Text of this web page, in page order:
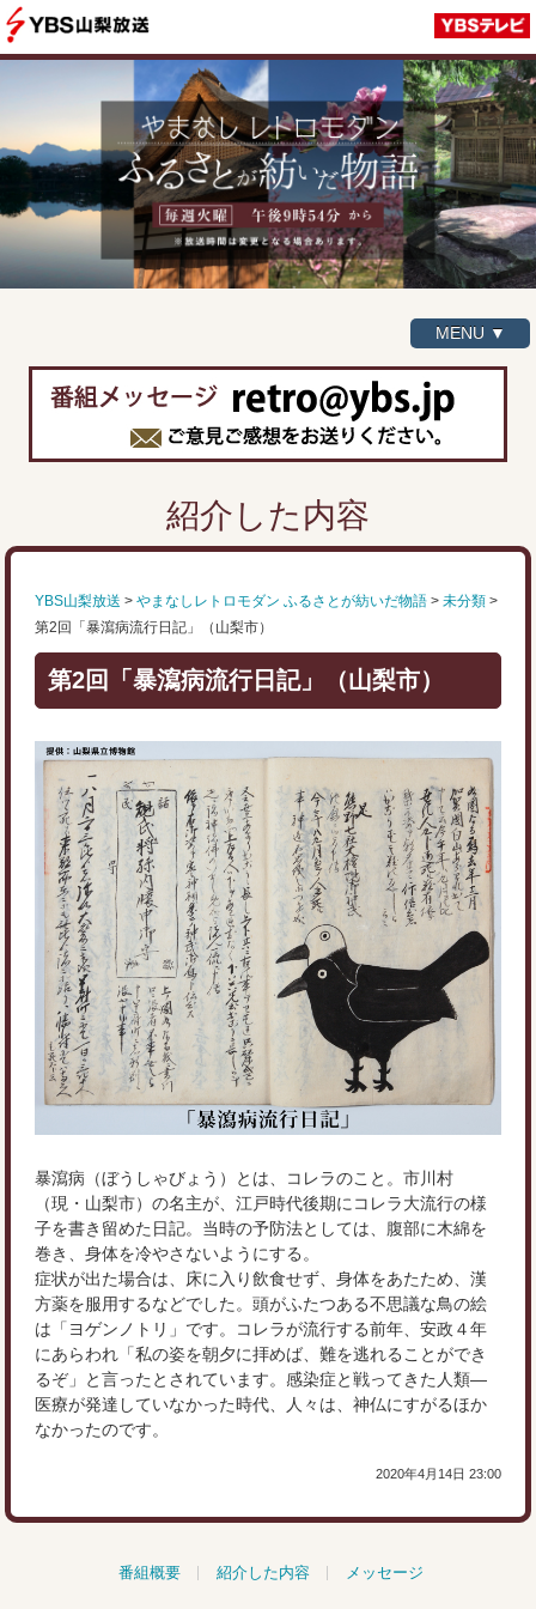
MENU ▼
紹介した内容
YBS山梨放送 >やまなしレトロモダン ふるさとが紡いだ物語 >未分類 >
第2回「暴瀉病流行日記」（山梨市）
第2回「暴瀉病流行日記」（山梨市）
暴瀉病（ぼうしゃびょう）とは、コレラのこと。市川村
（現・山梨市）の名主が、江戸時代後期にコレラ大流行の様
子を書き留めた日記。当時の予防法としては、腹部に木綿を
巻き、身体を冷やさないようにする。
症状が出た場合は、床に入り飲食せず、身体をあたため、漢
方薬を服用するなどでした。頭がふたつある不思議な鳥の絵
は「ヨゲンノトリ」です。コレラが流行する前年、安政４年
にあらわれ「私の姿を朝夕に拝めば、難を逃れることができ
るぞ」と言ったとされています。感染症と戦ってきた人類―
医療が発達していなかった時代、人々は、神仏にすがるほか
なかったのです。
2020年4月14日 23:00
番組概要 紹介した内容 メッセージ